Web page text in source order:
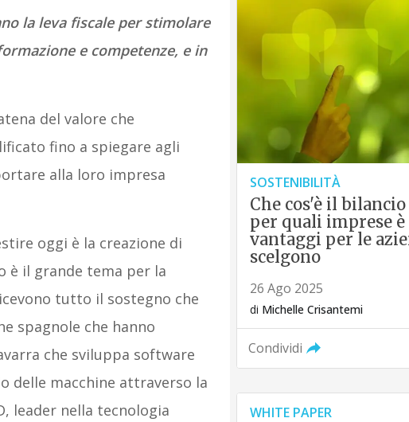
la leva fiscale per stimolare
e competenze, e in
del valore che
fino a spiegare agli
alla loro impresa
oggi è la creazione di
è il grande tema per la
tutto il sostegno che
spagnole che hanno
che sviluppa software
delle macchine attraverso la
leader nella tecnologia
SOSTENIBILITÀ
Che cos'è il
per quali imprese
vantaggi per le
scelgono
26 Ago 2025
di Michelle Crisantemi
Condividi
WHITE PAPER